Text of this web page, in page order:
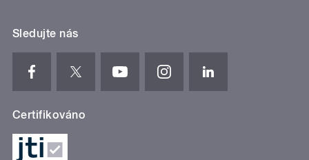
Sledujte nás
Certifikováno